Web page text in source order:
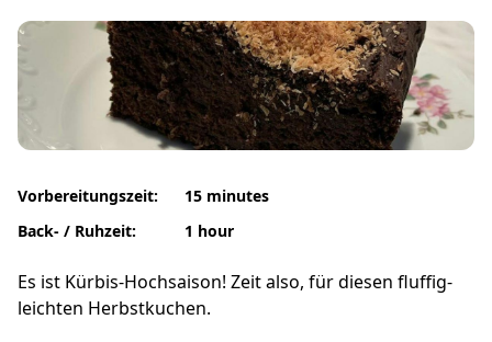
Vorbereitungszeit:
Back- / Ruhzeit:
15 minutes
1 hour
Es ist Kürbis-Hochsaison! Zeit also, für diesen fluffig-
leichten Herbstkuchen.